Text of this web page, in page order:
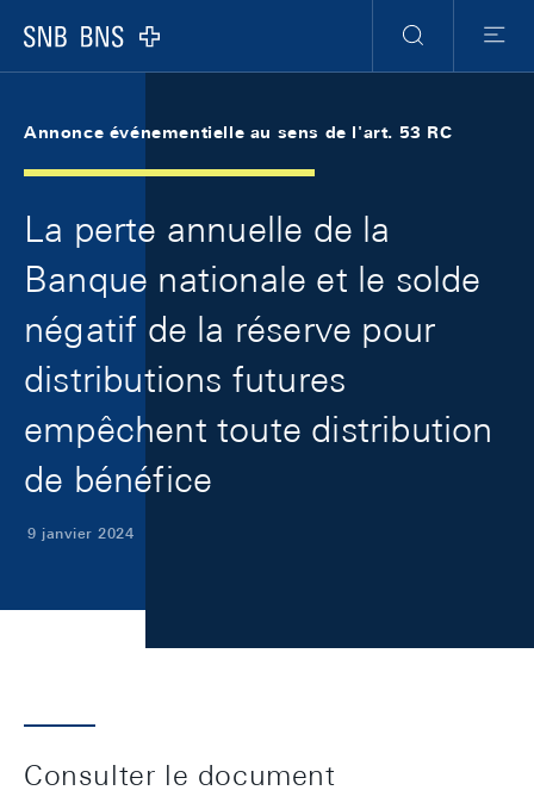
Logo
RechercheMenu
Annonce événementielle au sens de l'art. 53 RC
La perte annuelle de la
Banque nationale et le solde
négatif de la réserve pour
distributions futures
empêchent toute distribution
de bénéfice
9 janvier 2024
Consulter le document